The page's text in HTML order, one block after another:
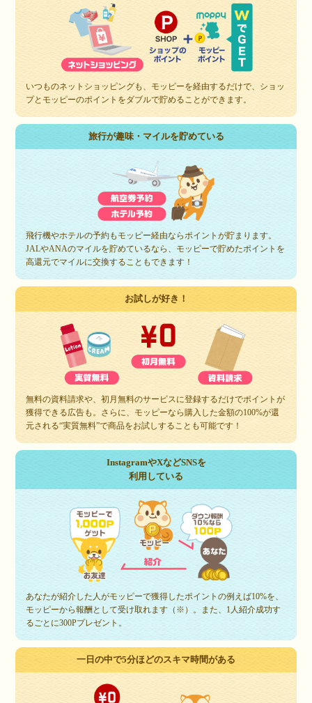
いつものネットショッピングも、モッピーを経由するだけで、ショッ
プとモッピーのポイントをダブルで貯めることができます。
旅行が趣味・マイルを貯めている
飛行機やホテルの予約もモッピー経由ならポイントが貯まります。
JALやANAのマイルを貯めているなら、モッピーで貯めたポイントを
高還元でマイルに交換することもできます！
お試しが好き！
無料の資料請求や、初月無料のサービスに登録するだけでポイントが
獲得できる広告も。さらに、モッピーなら購入した金額の100%が還
元される“実質無料”で商品をお試しすることも可能です！
InstagramやXなどSNSを
利用している
あなたが紹介した人がモッピーで獲得したポイントの例えば10%を、
モッピーから報酬として受け取れます（※）。また、1人紹介成功す
るごとに300Pプレゼント。
一日の中で5分ほどのスキマ時間がある